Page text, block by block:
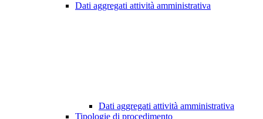
Dati aggregati attività amministrativa
Dati aggregati attività amministrativa
Tipologie di procedimento